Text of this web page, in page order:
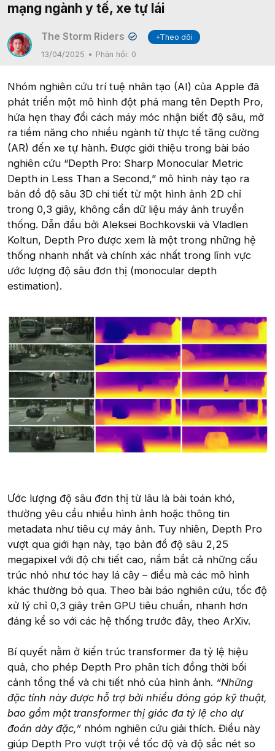
mạng ngành y tế, xe tự lái
The Storm Riders ✔
+Theo dõi
13/04/2025
Phản hồi: 0
Nhóm nghiên cứu trí tuệ nhân tạo (AI) của Apple đã
phát triển một mô hình đột phá mang tên Depth Pro,
hứa hẹn thay đổi cách máy móc nhận biết độ sâu, mở
ra tiềm năng cho nhiều ngành từ thực tế tăng cường
(AR) đến xe tự hành. Được giới thiệu trong bài báo
nghiên cứu “Depth Pro: Sharp Monocular Metric
Depth in Less Than a Second,” mô hình này tạo ra
bản đồ độ sâu 3D chi tiết từ một hình ảnh 2D chỉ
trong 0,3 giây, không cần dữ liệu máy ảnh truyền
thống. Dẫn đầu bởi Aleksei Bochkovskii và Vladlen
Koltun, Depth Pro được xem là một trong những hệ
thống nhanh nhất và chính xác nhất trong lĩnh vực
ước lượng độ sâu đơn thị (monocular depth
estimation).
Ước lượng độ sâu đơn thị từ lâu là bài toán khó,
thường yêu cầu nhiều hình ảnh hoặc thông tin
metadata như tiêu cự máy ảnh. Tuy nhiên, Depth Pro
vượt qua giới hạn này, tạo bản đồ độ sâu 2,25
megapixel với độ chi tiết cao, nắm bắt cả những cấu
trúc nhỏ như tóc hay lá cây – điều mà các mô hình
khác thường bỏ qua. Theo bài báo nghiên cứu, tốc độ
xử lý chỉ 0,3 giây trên GPU tiêu chuẩn, nhanh hơn
đáng kể so với các hệ thống trước đây, theo ArXiv.
Bí quyết nằm ở kiến trúc transformer đa tỷ lệ hiệu
quả, cho phép Depth Pro phân tích đồng thời bối
cảnh tổng thể và chi tiết nhỏ của hình ảnh. “Những
đặc tính này được hỗ trợ bởi nhiều đóng góp kỹ thuật,
bao gồm một transformer thị giác đa tỷ lệ cho dự
đoán dày đặc,” nhóm nghiên cứu giải thích. Điều này
giúp Depth Pro vượt trội về tốc độ và độ sắc nét so